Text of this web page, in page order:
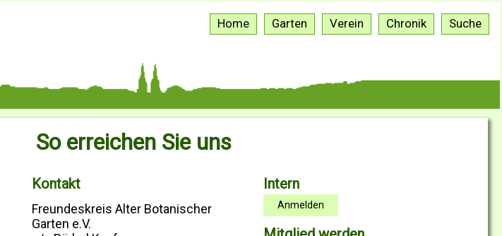
Home Garten Verein Chronik Suche
So erreichen Sie uns
Kontakt
Freundeskreis Alter Botanischer
Garten e.V.
Intern
Anmelden